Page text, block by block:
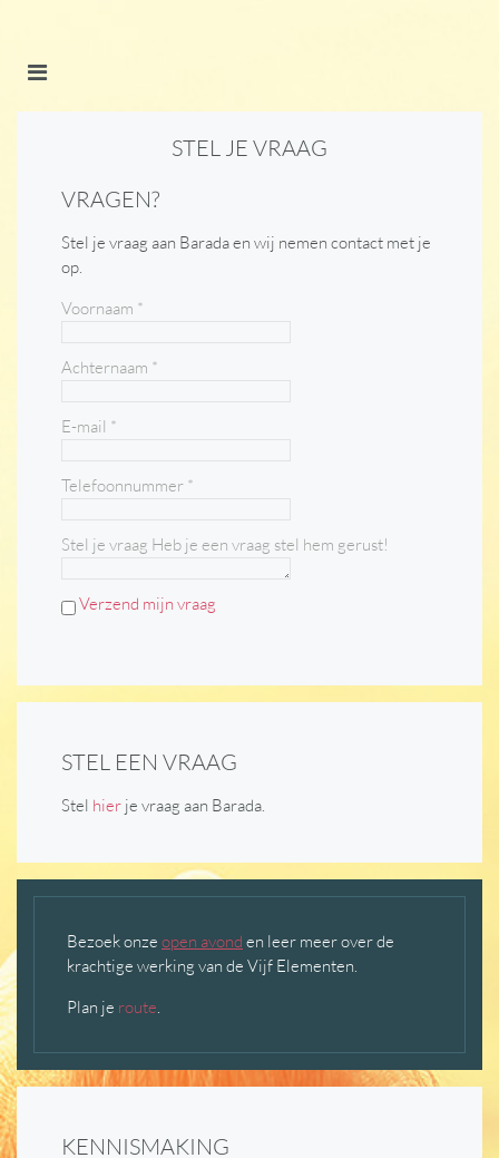
STEL JE VRAAG
VRAGEN?
Stel je vraag aan Barada en wij nemen contact met je
op.
Voornaam *
Achternaam *
E-mail *
Telefoonnummer *
Stel je vraag Heb je een vraag stel hem gerust!
Verzend mijn vraag
STEL EEN VRAAG
Stel hier je vraag aan Barada.
Bezoek onze open avond en leer meer over de
krachtige werking van de Vijf Elementen.
Plan je route.
KENNISMAKING